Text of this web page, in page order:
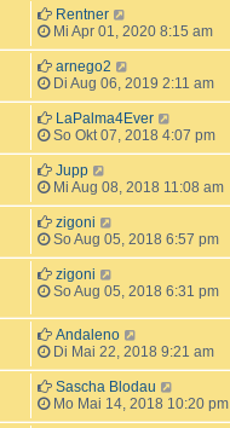
Rentner
Mi Apr 01, 2020 8:15 am
arnego2
Di Aug 06, 2019 2:11 am
LaPalma4Ever
So Okt 07, 2018 4:07 pm
Jupp
Mi Aug 08, 2018 11:08 am
zigoni
So Aug 05, 2018 6:57 pm
zigoni
So Aug 05, 2018 6:31 pm
Andaleno
Di Mai 22, 2018 9:21 am
Sascha Blodau
Mo Mai 14, 2018 10:20 pm